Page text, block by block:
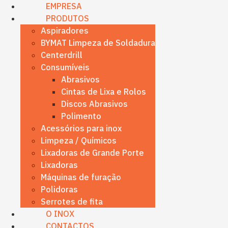
content
EMPRESA
PRODUTOS
Aspiradores
BYMAT Limpeza de Soldadura
Centerdrill
Consumíveis
Abrasivos
Cintas de Lixa e Rolos
Discos Abrasivos
Polimento
Acessórios para inox
Limpeza / Químicos
Lixadoras de Grande Porte
Lixadoras
Máquinas de furação
Polidoras
Serrotes de fita
O INOX
CONTACTOS